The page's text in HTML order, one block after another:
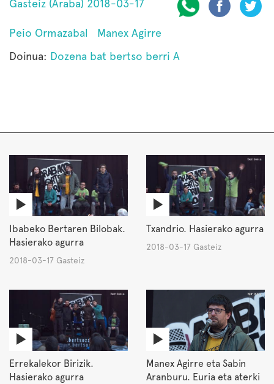
Gasteiz (Araba) 2018-03-17
Peio Ormazabal
Manex Agirre
Doinua: Dozena bat bertso berri A
Ibabeko Bertaren Bilobak.
Hasierako agurra
2018-03-17 Gasteiz
Txandrio. Hasierako agurra
2018-03-17 Gasteiz
Errekalekor Birizik.
Hasierako agurra
Manex Agirre eta Sabin
Aranburu. Euria eta aterki